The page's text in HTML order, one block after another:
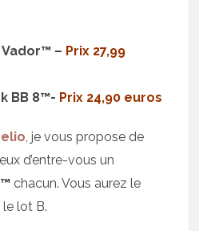
– Prix 27,99
BB 8™- Prix 24,90 euros
, je vous propose de
d’entre-vous un
chacun. Vous aurez le
lot B.